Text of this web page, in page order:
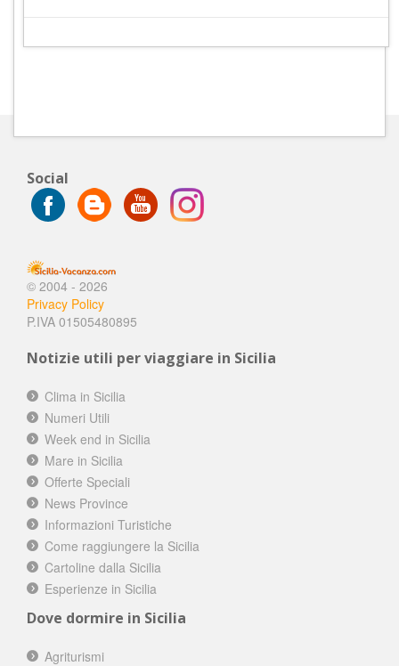
Social
© 2004 - 2026
Privacy Policy
P.IVA 01505480895
Notizie utili per viaggiare in Sicilia
Clima in Sicilia
Numeri Utili
Week end in Sicilia
Mare in Sicilia
Offerte Speciali
News Province
Informazioni Turistiche
Come raggiungere la Sicilia
Cartoline dalla Sicilia
Esperienze in Sicilia
Dove dormire in Sicilia
Agriturismi